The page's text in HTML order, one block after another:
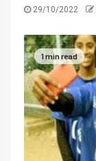
29/10/2022
1 min read